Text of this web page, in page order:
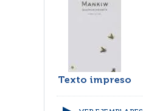
Texto impreso